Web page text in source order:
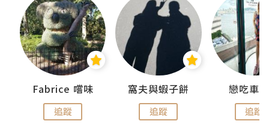
Fabrice 嚐味
追蹤
窩夫與蝦子餅
追蹤
戀吃車
追蹤